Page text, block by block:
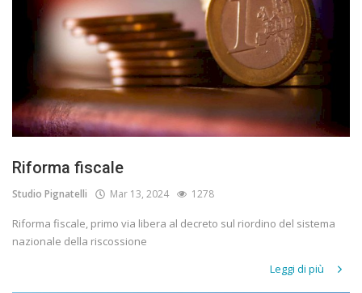
Riforma fiscale
Studio Pignatelli Mar 13, 2024 1278
Riforma fiscale, primo via libera al decreto sul riordino del sistema
nazionale della riscossione
Leggi di più